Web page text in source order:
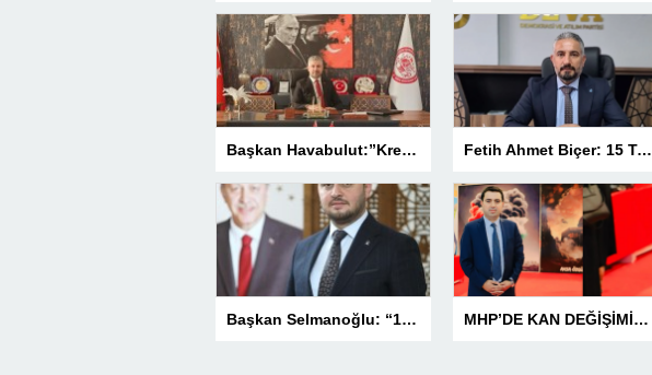
Başkan Havabulut:”Kredi Kartı Komisyonları Esnafın Kazancını Eritiyor” Fetih Ahmet Biçer: 15 Temmuz, Geleceğe Karşı Taşıdığımız Sorumluluğu Hatırlatan Bir Milattır
Başkan Selmanoğlu: “15 Temmuz, Milletimizin Yazdığı En Büyük Demokrasi Destanlarından Biridir” MHP’DE KAN DEĞİŞİMİNE TÜRKAV’DAN GÜÇLÜ MESAJ: “BİRLİK VE BERABERLİKLE DAHA GÜÇLÜYÜZ”